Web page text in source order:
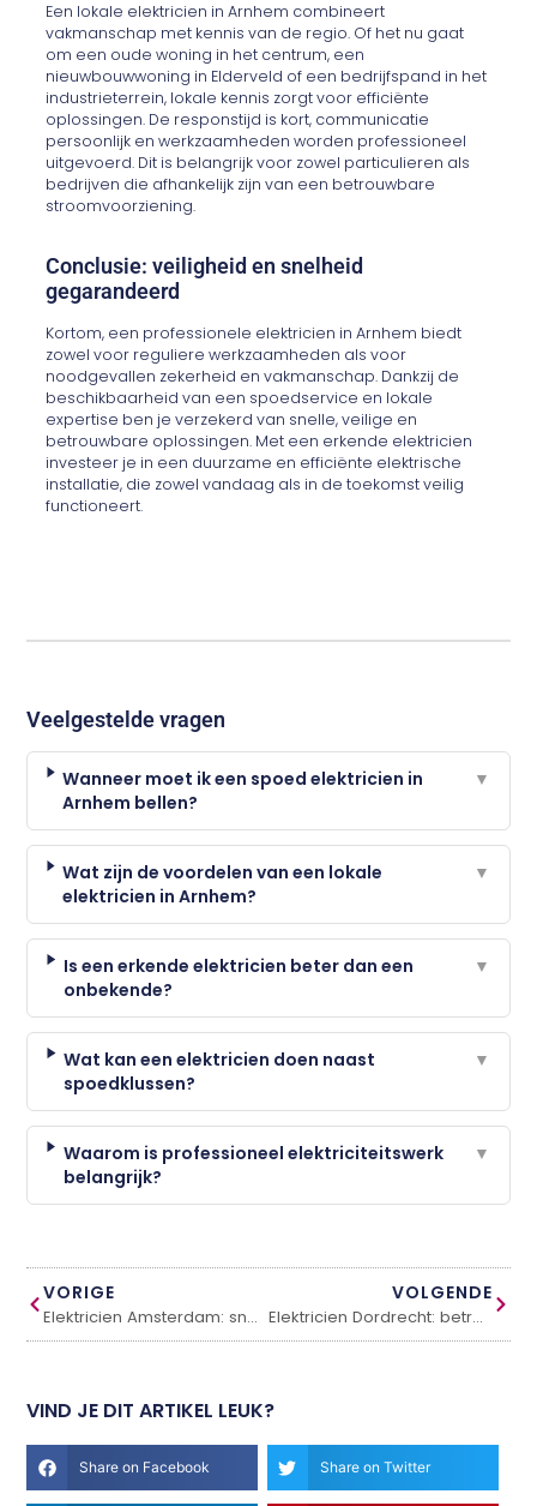
Een lokale elektricien in Arnhem combineert
vakmanschap met kennis van de regio. Of het nu gaat
om een oude woning in het centrum, een
nieuwbouwwoning in Elderveld of een bedrijfspand in het
industrieterrein, lokale kennis zorgt voor efficiënte
oplossingen. De responstijd is kort, communicatie
persoonlijk en werkzaamheden worden professioneel
uitgevoerd. Dit is belangrijk voor zowel particulieren als
bedrijven die afhankelijk zijn van een betrouwbare
stroomvoorziening.
Conclusie: veiligheid en snelheid
gegarandeerd
Kortom, een professionele elektricien in Arnhem biedt
zowel voor reguliere werkzaamheden als voor
noodgevallen zekerheid en vakmanschap. Dankzij de
beschikbaarheid van een spoedservice en lokale
expertise ben je verzekerd van snelle, veilige en
betrouwbare oplossingen. Met een erkende elektricien
investeer je in een duurzame en efficiënte elektrische
installatie, die zowel vandaag als in de toekomst veilig
functioneert.
Veelgestelde vragen
Wanneer moet ik een spoed elektricien in
Arnhem bellen?
▼
Wat zijn de voordelen van een lokale
elektricien in Arnhem?
▼
Is een erkende elektricien beter dan een
onbekende?
▼
Wat kan een elektricien doen naast
spoedklussen?
▼
Waarom is professioneel elektriciteitswerk
belangrijk?
▼
VORIGE
Elektricien Amsterdam: snel, betrouwbaar en professioneel vakwerk
VOLGENDE
Elektricien Dordrecht: betrouwbaar en snel bij storingen
VIND JE DIT ARTIKEL LEUK?
Share on Facebook Share on Twitter